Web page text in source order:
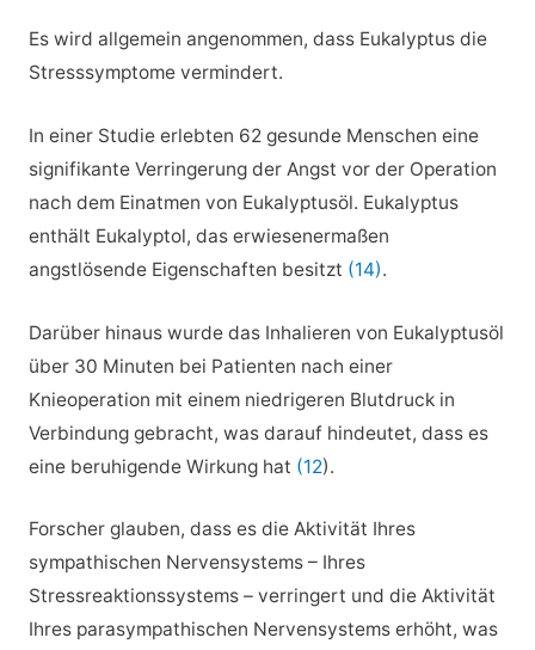
Es wird allgemein angenommen, dass Eukalyptus die
Stresssymptome vermindert.
In einer Studie erlebten 62 gesunde Menschen eine
signifikante Verringerung der Angst vor der Operation
nach dem Einatmen von Eukalyptusöl. Eukalyptus
enthält Eukalyptol, das erwiesenermaßen
angstlösende Eigenschaften besitzt (14).
Darüber hinaus wurde das Inhalieren von Eukalyptusöl
über 30 Minuten bei Patienten nach einer
Knieoperation mit einem niedrigeren Blutdruck in
Verbindung gebracht, was darauf hindeutet, dass es
eine beruhigende Wirkung hat (12).
Forscher glauben, dass es die Aktivität Ihres
sympathischen Nervensystems – Ihres
Stressreaktionssystems – verringert und die Aktivität
Ihres parasympathischen Nervensystems erhöht, was